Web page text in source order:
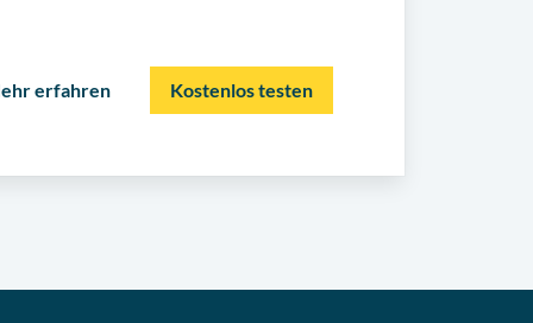
erfahren Kostenlos testen